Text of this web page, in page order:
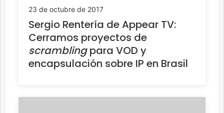
23 de octubre de 2017
Sergio Rentería de Appear TV:
Cerramos proyectos de
scramblingpara VOD y
encapsulación sobre IP en Brasil